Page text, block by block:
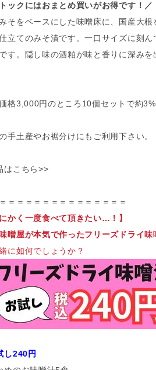
ックにはおまとめ買いがお得です！／
そをベースにした味噌床に、国産大根
立てのみそ漬です。一口サイズに刻ん
す。隠し味の酒粕が味と香りに深みを
格3,000円のところ10個セットで約
手土産やお裾分けにもご利用下さい。
はこちら>>
＝＝＝＝＝＝＝＝＝＝＝＝＝＝
にかく一度食べて頂きたい…！】
噌屋が本気で作ったフリーズドライ味
に如何でしょうか？
し240円